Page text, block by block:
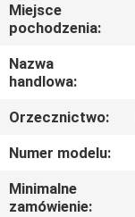
O
NAS
PO
FABRYCE
Miejsce
pochodzenia:
Nazwa
handlowa:
Orzecznictwo:
Numer modelu:
Minimalne
zamówienie: